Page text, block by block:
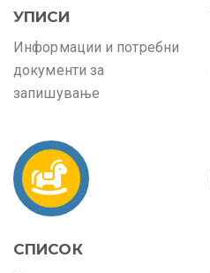
УПИСИ
Информации и потребни
документи за
запишување
СПИСОК